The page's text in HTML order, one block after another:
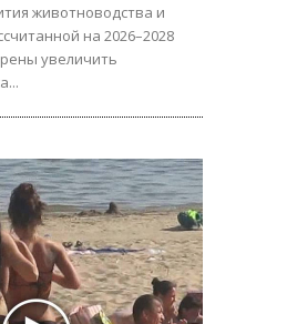
животноводства и
на 2026–2028
увеличить